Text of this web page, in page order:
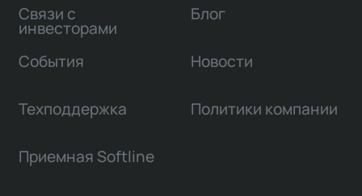
Связи с
инвесторами
Блог
События Новости
Техподдержка Политики компании
Приемная Softline